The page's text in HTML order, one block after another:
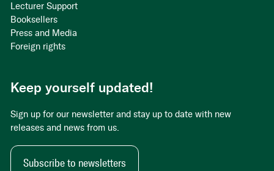
Lecturer Support
Booksellers
Press and Media
Foreign rights
Keep yourself updated!
Sign up for our newsletter and stay up to date with new
releases and news from us.
Subscribe to newsletters